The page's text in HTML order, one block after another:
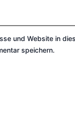
und Website in
speichern.